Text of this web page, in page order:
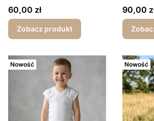
komfort i styl
Cena
60,00 zł
Zobacz produkt
Cena
90,00
Nowość Nowość